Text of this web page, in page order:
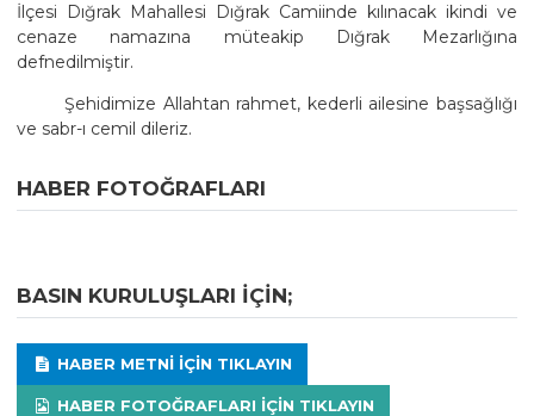
İlçesi Dığrak Mahallesi Dığrak Camiinde kılınacak ikindi ve
cenaze namazına müteakip Dığrak Mezarlığına
defnedilmiştir.
Şehidimize Allahtan rahmet, kederli ailesine başsağlığı
ve sabr-ı cemil dileriz.
HABER FOTOĞRAFLARI
BASIN KURULUŞLARI IÇIN;
HABER METNI IÇIN TIKLAYIN
HABER FOTOĞRAFLARI IÇIN TIKLAYIN